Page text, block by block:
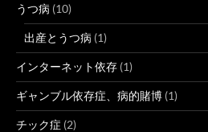
うつ病 (10)
出産とうつ病 (1)
インターネット依存 (1)
ギャンブル依存症、病的賭博 (1)
チック症 (2)